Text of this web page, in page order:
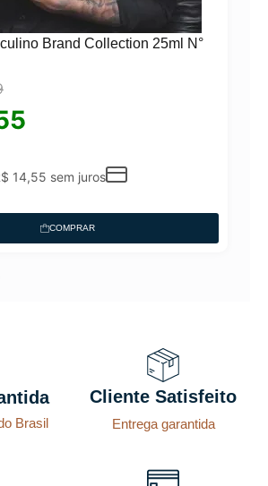
Brand Collection 25ml N°
14,55 sem juros
COMPRAR
Brasil
Cliente Satisfeito
Entrega garantida